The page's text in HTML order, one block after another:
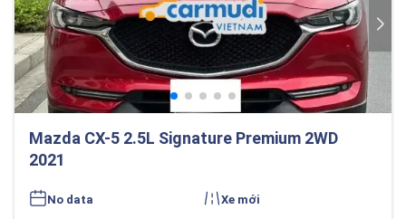
Mazda CX-5 2.5L Signature Premium 2WD
2021
No data Xe mới